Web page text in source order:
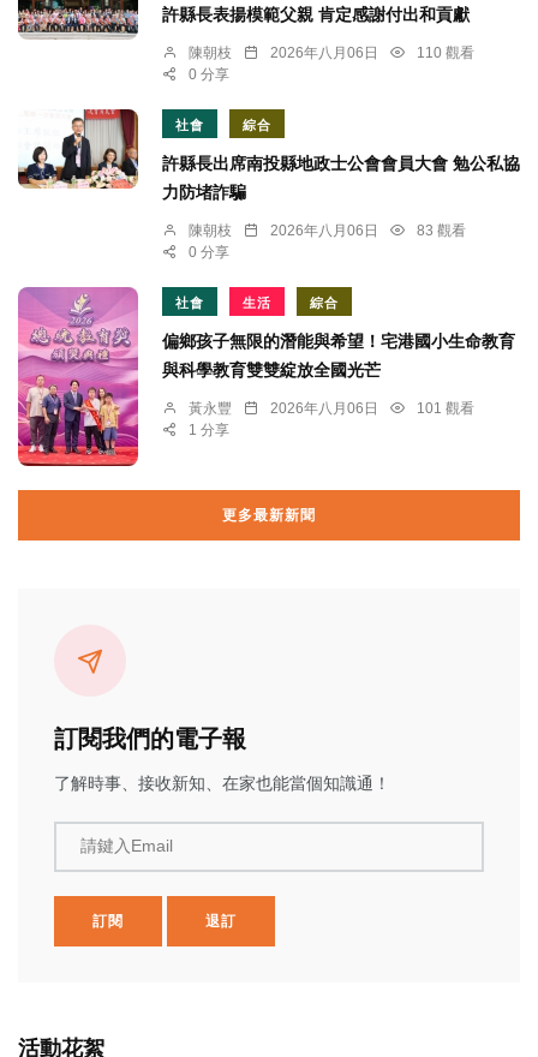
許縣長表揚模範父親 肯定感謝付出和貢獻
陳朝枝 2026年八月06日
110 觀看
0 分享
社會 綜合
許縣長出席南投縣地政士公會會員大會 勉公私協
力防堵詐騙
陳朝枝 2026年八月06日
83 觀看
0 分享
社會 生活 綜合
偏鄉孩子無限的潛能與希望！宅港國小生命教育
與科學教育雙雙綻放全國光芒
黃永豐 2026年八月06日
101 觀看
1 分享
更多最新新聞
訂閱我們的電子報
了解時事、接收新知、在家也能當個知識通！
請鍵入Email
訂閱 退訂
活動花絮